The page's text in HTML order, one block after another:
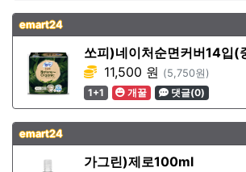
emart24
쏘피)네이처순면커버14입(
11,500 원 (5,750원)
1+1
개꿀 댓글(0)
emart24
가그린)제로100ml